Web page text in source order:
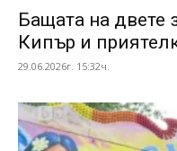
Бащата на двете
Кипър и
29.06.2026г. 15:32ч.